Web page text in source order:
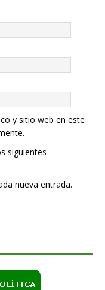
y sitio web en este
siguientes
nueva entrada.